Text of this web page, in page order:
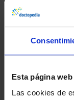
Esta página
Las cookies de
SALUD
La
ve